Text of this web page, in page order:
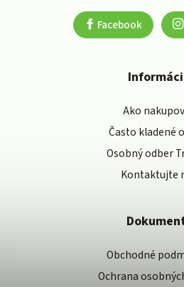
Facebook
Ako
Často kladené
Osobný odber
Kontaktujte
Obchodné
Ochrana